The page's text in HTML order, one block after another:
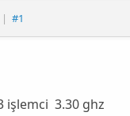
|#1
i3 işlemci